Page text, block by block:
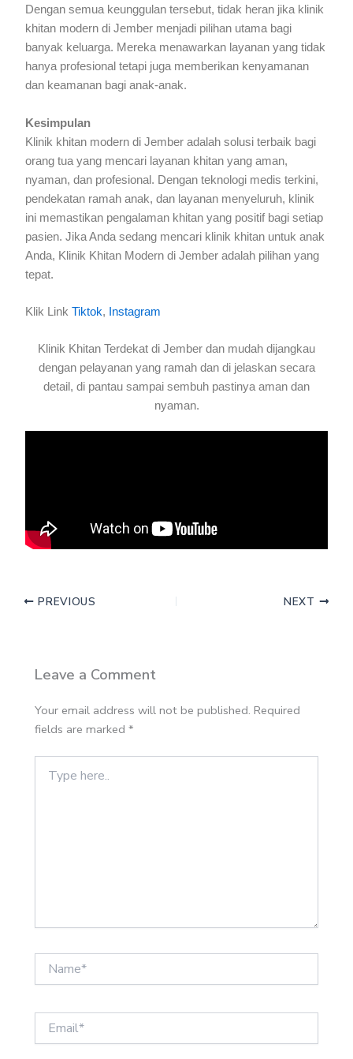
Dengan semua keunggulan tersebut, tidak heran jika klinik
khitan modern di Jember menjadi pilihan utama bagi
banyak keluarga. Mereka menawarkan layanan yang tidak
hanya profesional tetapi juga memberikan kenyamanan
dan keamanan bagi anak-anak.
Kesimpulan
Klinik khitan modern di Jember adalah solusi terbaik bagi
orang tua yang mencari layanan khitan yang aman,
nyaman, dan profesional. Dengan teknologi medis terkini,
pendekatan ramah anak, dan layanan menyeluruh, klinik
ini memastikan pengalaman khitan yang positif bagi setiap
pasien. Jika Anda sedang mencari klinik khitan untuk anak
Anda, Klinik Khitan Modern di Jember adalah pilihan yang
tepat.
Klik LinkTiktok, Instagram
Klinik Khitan Terdekat di Jember dan mudah dijangkau
dengan pelayanan yang ramah dan di jelaskan secara
detail, di pantau sampai sembuh pastinya aman dan
nyaman.
PREVIOUS NEXT
Leave a Comment
Your email address will not be published. Required
fields are marked*
here..